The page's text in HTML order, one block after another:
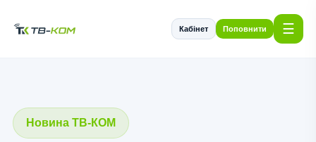
Кабінет Поповнити ☰
Новина ТВ-КОМ